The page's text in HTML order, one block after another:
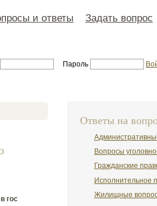
и ответы Задать вопрос
Пароль
гос
Ответы на
Вопросы
Гражданские
Исполнительное
Жилищные